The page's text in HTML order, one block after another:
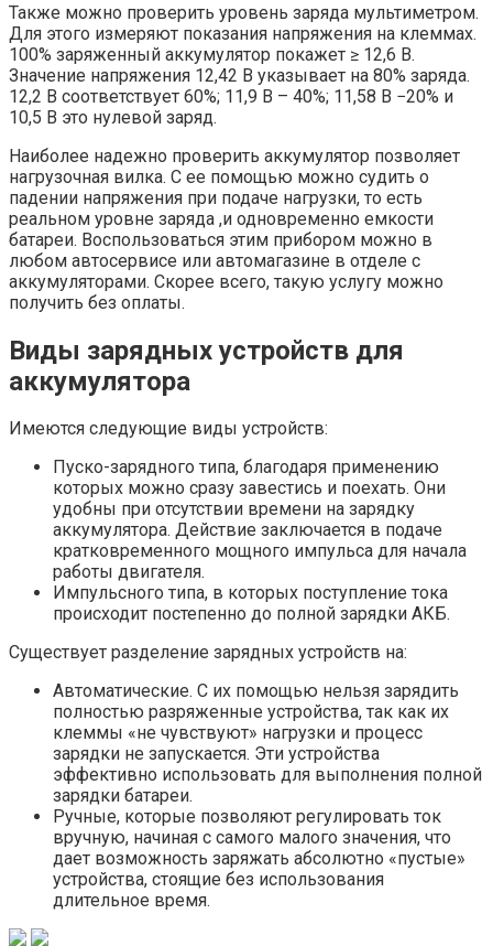
Также можно проверить уровень заряда мультиметром.
Для этого измеряют показания напряжения на клеммах.
100% заряженный аккумулятор покажет ≥ 12,6 В.
Значение напряжения 12,42 В указывает на 80% заряда.
12,2 В соответствует 60%; 11,9 В – 40%; 11,58 В −20% и
10,5 В это нулевой заряд.
Наиболее надежно проверить аккумулятор позволяет
нагрузочная вилка. С ее помощью можно судить о
падении напряжения при подаче нагрузки, то есть
реальном уровне заряда ,и одновременно емкости
батареи. Воспользоваться этим прибором можно в
любом автосервисе или автомагазине в отделе с
аккумуляторами. Скорее всего, такую услугу можно
получить без оплаты.
Виды зарядных устройств для
аккумулятора
Имеются следующие виды устройств:
Пуско-зарядного типа, благодаря применению
которых можно сразу завестись и поехать. Они
удобны при отсутствии времени на зарядку
аккумулятора. Действие заключается в подаче
кратковременного мощного импульса для начала
работы двигателя.
Импульсного типа, в которых поступление тока
происходит постепенно до полной зарядки АКБ.
Существует разделение зарядных устройств на:
Автоматические. С их помощью нельзя зарядить
полностью разряженные устройства, так как их
клеммы «не чувствуют» нагрузки и процесс
зарядки не запускается. Эти устройства
эффективно использовать для выполнения полной
зарядки батареи.
Ручные, которые позволяют регулировать ток
вручную, начиная с самого малого значения, что
дает возможность заряжать абсолютно «пустые»
устройства, стоящие без использования
длительное время.